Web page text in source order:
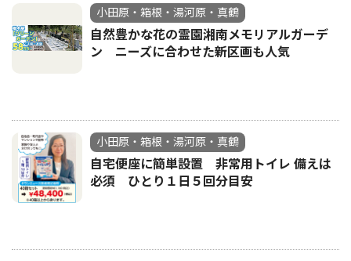
小田原・箱根・湯河原・真鶴
自然豊かな花の霊園湘南メモリアルガーデ
ン ニーズに合わせた新区画も人気
小田原・箱根・湯河原・真鶴
自宅便座に簡単設置 非常用トイレ 備えは
必須 ひとり１日５回分目安